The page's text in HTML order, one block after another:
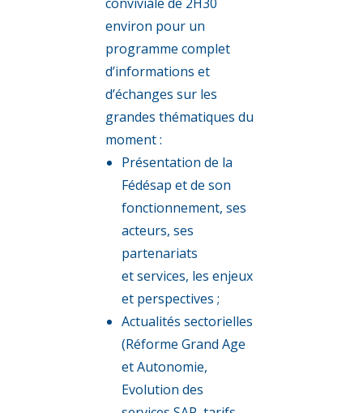
environ pour un
programme complet
d’informations et
d’échanges sur les
grandes thématiques du
moment :
Présentation de la
Fédésap et de son
fonctionnement, ses
acteurs, ses
partenariats
et services, les enjeux
et perspectives ;
Actualités sectorielles
(Réforme Grand Age
et Autonomie,
Evolution des